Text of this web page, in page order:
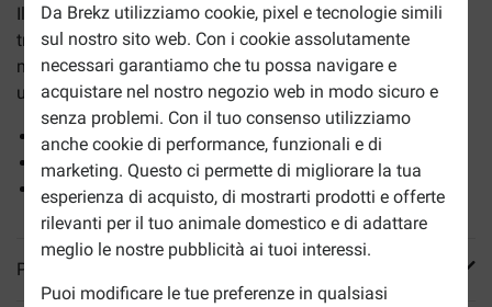
Da Brekz utilizziamo cookie, pixel e tecnologie simili
sul nostro sito web. Con i cookie assolutamente
necessari garantiamo che tu possa navigare e
acquistare nel nostro negozio web in modo sicuro e
senza problemi. Con il tuo consenso utilizziamo
anche cookie di performance, funzionali e di
marketing. Questo ci permette di migliorare la tua
esperienza di acquisto, di mostrarti prodotti e offerte
rilevanti per il tuo animale domestico e di adattare
meglio le nostre pubblicità ai tuoi interessi.
Puoi modificare le tue preferenze in qualsiasi
Il Tiragraffi Sydney per gattiè alto 90 cm e ha un ampio
tronco avvolto di resistente tappeto di sisal. Con un
morbido punto di ristoro sulla parte superiore, rifinito con
un soffice peluche.
Design compatto, perfetto per i piccoli spazi
Aspetto lussuoso
Ideale per far graffiare e giocare il tuo gatto
Più informazioni